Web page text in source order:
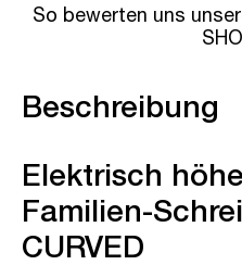
So bewerten uns
Beschreibung
Elektrisch
Familien-
CURVED